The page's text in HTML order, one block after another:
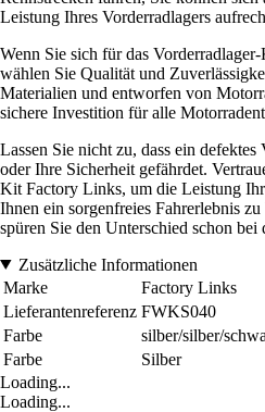
Leistung Ihres Vorderradlagers
Wenn Sie sich für das
wählen Sie Qualität und
Materialien und entworfen von
sichere Investition für alle
Lassen Sie nicht zu, dass ein defektes
oder Ihre Sicherheit gefährdet.
Kit Factory Links, um die Leistung
Ihnen ein sorgenfreies Fahrerlebnis
spüren Sie den Unterschied schon bei
Zusätzliche Informationen
Marke
Factory Links
Lieferantenreferenz FWKS040
Farbe
silber/silber/
Farbe
Silber
Loading...
Loading...